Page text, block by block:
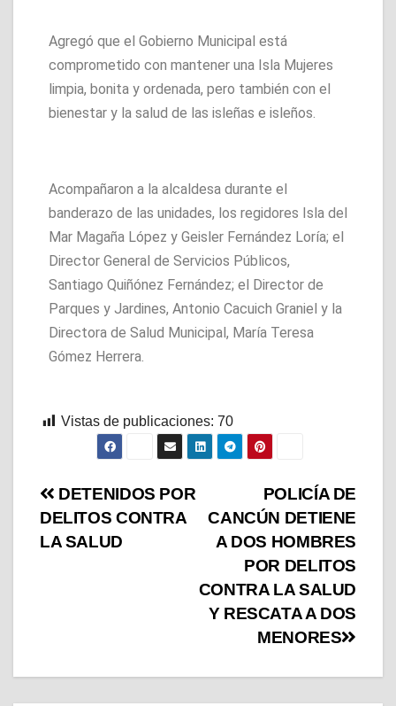
Agregó que el Gobierno Municipal está
comprometido con mantener una Isla Mujeres
limpia, bonita y ordenada, pero también con el
bienestar y la salud de las isleñas e isleños.
Acompañaron a la alcaldesa durante el
banderazo de las unidades, los regidores Isla del
Mar Magaña López y Geisler Fernández Loría; el
Director General de Servicios Públicos,
Santiago Quiñónez Fernández; el Director de
Parques y Jardines, Antonio Cacuich Graniel y la
Directora de Salud Municipal, María Teresa
Gómez Herrera.
Vistas de publicaciones: 70
POLICÍA DE
CANCÚN DETIENE
A DOS HOMBRES
POR DELITOS
CONTRA LA SALUD
Y RESCATA A DOS
MENORES
DETENIDOS POR
DELITOS CONTRA
LA SALUD